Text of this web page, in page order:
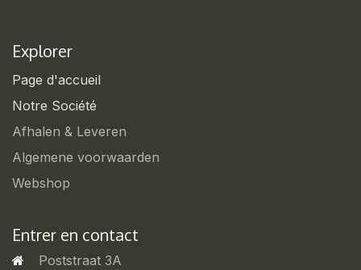
Explorer
Page d'accueil
Notre Société
Afhalen & Leveren
Algemene voorwaarden
Webshop
Entrer en contact
Poststraat 3A